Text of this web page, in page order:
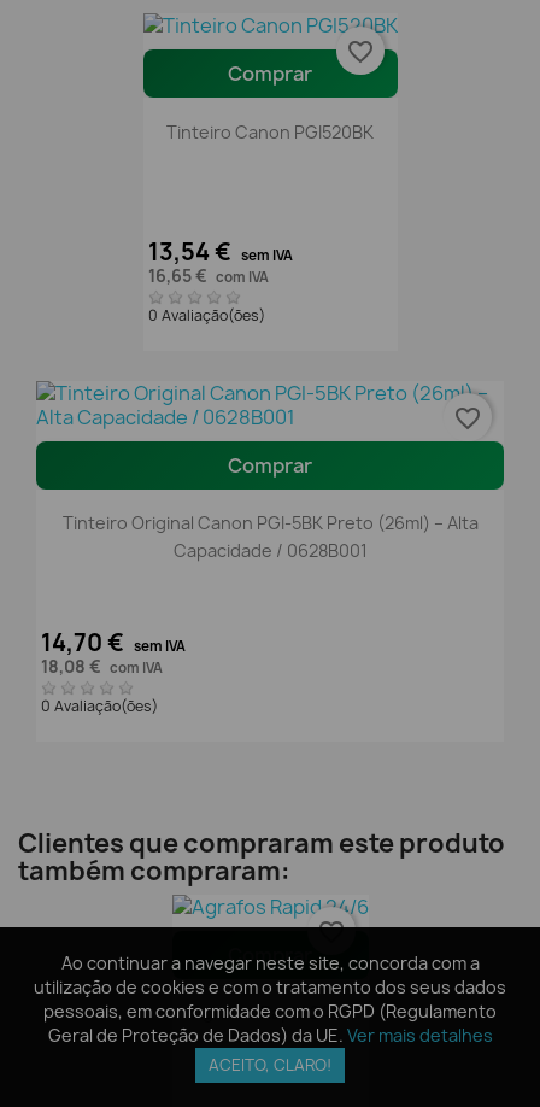
Ao continuar a navegar neste site, concorda com a
utilização de cookies e com o tratamento dos seus dados
pessoais, em conformidade com o RGPD (Regulamento
Geral de Proteção de Dados) da UE. Ver mais detalhes
ACEITO, CLARO!
Comprar
Tinteiro Canon PGI520BK
13,54 € sem IVA
16,65 € com IVA
0 Avaliação(ões)
favorite_border
Comprar
Tinteiro Original Canon PGI-5BK Preto (26ml) – Alta
Capacidade / 0628B001
14,70 € sem IVA
18,08 € com IVA
0 Avaliação(ões)
favorite_border
Clientes que compraram este produto
também compraram:
Comprar
Agrafos Rapid 24/6
favorite_border
Ao continuar a navegar neste site, concorda com a
utilização de cookies e com o tratamento dos seus dados
pessoais, em conformidade com o RGPD (Regulamento
Geral de Proteção de Dados) da UE. Ver mais detalhes
ACEITO, CLARO!